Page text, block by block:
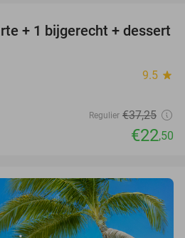
40%
+ 1 bijgerecht + dessert
9.5 star
Regulier €37,25
€22,50